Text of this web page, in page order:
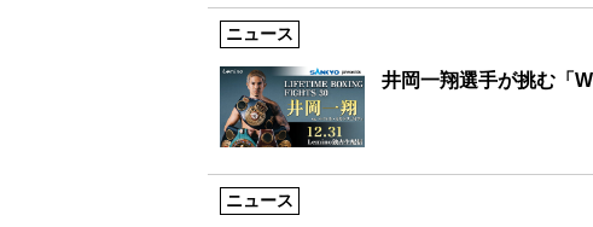
ニュース
井岡一翔選手が挑む「
ニュース